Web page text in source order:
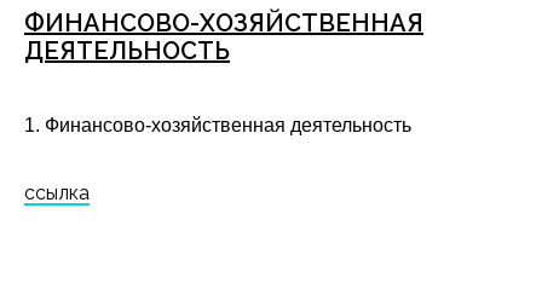
ФИНАНСОВО-ХОЗЯЙСТВЕННАЯ
ДЕЯТЕЛЬНОСТЬ
1. Финансово-хозяйственная деятельность
ссылка